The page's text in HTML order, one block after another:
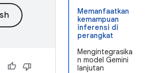
Memanfaatkan
kemampuan
inferensi di
perangkat
Mengintegrasika
n model Gemini
lanjutan